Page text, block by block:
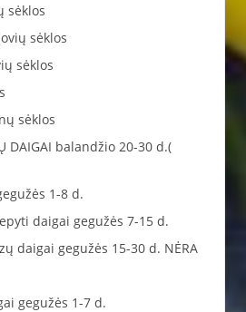
sėklos
sėklos
sėklos
sėklos
DAIGAI balandžio 20-30 d.(
1-8 d.
daigai gegužės 7-15 d.
daigai gegužės 15-30 d. NĖRA
gegužės 1-7 d.